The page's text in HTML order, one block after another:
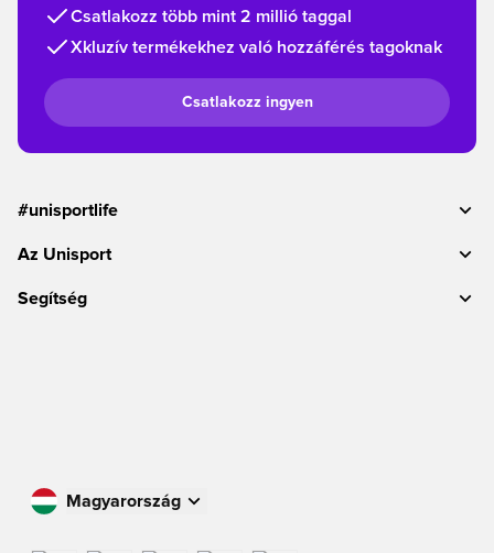
Csatlakozz több mint 2 millió taggal
Xkluzív termékekhez való hozzáférés tagoknak
Csatlakozz ingyen
#unisportlife
Az Unisport
Segítség
Magyarország